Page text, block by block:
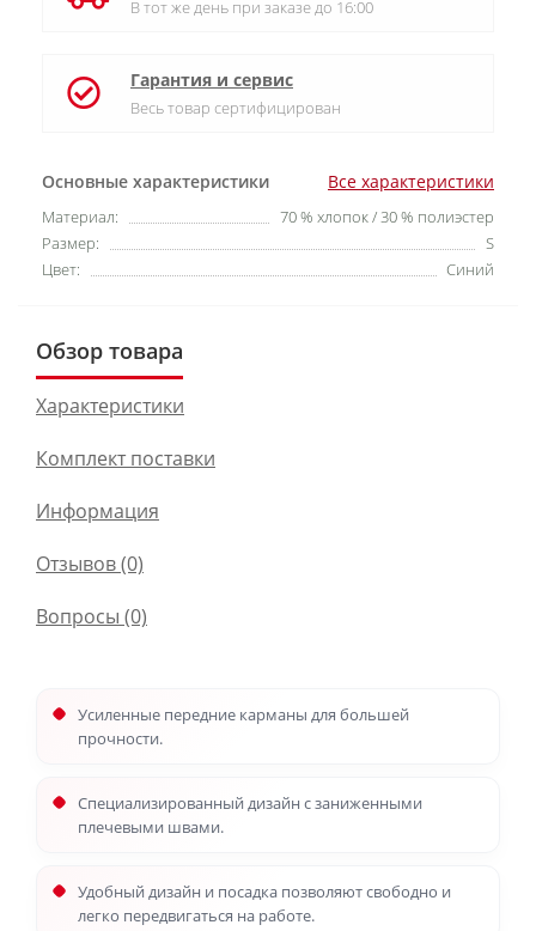
Основные характеристики Все характеристики
Материал:
70 % хлопок / 30 % полиэстер
Размер:
S
Цвет:
Синий
В тот же день при заказе до 16:00
Гарантия и сервис
Весь товар сертифицирован
Обзор товара
Характеристики
Комплект поставки
Информация
Отзывов (0)
Вопросы (0)
Усиленные передние карманы для большей
прочности.
Специализированный дизайн с заниженными
плечевыми швами.
Удобный дизайн и посадка позволяют свободно и
легко передвигаться на работе.